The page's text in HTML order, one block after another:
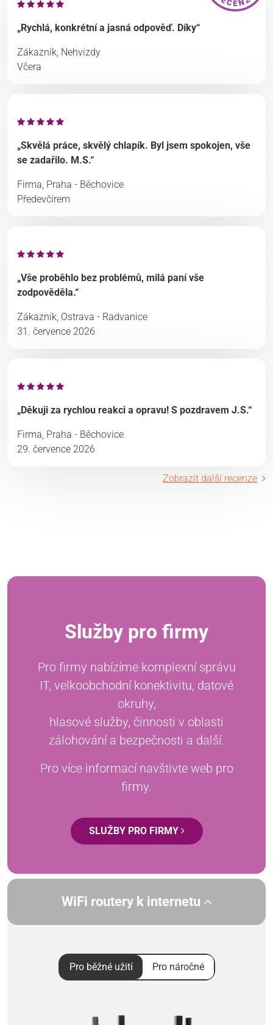
„Rychlá, konkrétní a jasná odpověď. Díky“
Zákazník, Nehvizdy
Včera
„Skvělá práce, skvělý chlapík. Byl jsem spokojen, vše
se zadařilo. M.S.“
Firma, Praha - Běchovice
Předevčírem
„Vše proběhlo bez problémů, milá paní vše
zodpověděla.“
Zákazník, Ostrava - Radvanice
31. července 2026
„Děkuji za rychlou reakci a opravu! S pozdravem J.S.“
Firma, Praha - Běchovice
29. července 2026
Zobrazit další recenze
Služby pro firmy
Pro firmy nabízíme komplexní správu
IT, velkoobchodní konektivitu, datové
okruhy,
hlasové služby, činnosti v oblasti
zálohování a bezpečnosti a další.
Pro více informací navštivte web pro
firmy.
SLUŽBY PRO FIRMY
WiFi routery k internetu
Pro běžné užití Pro náročné